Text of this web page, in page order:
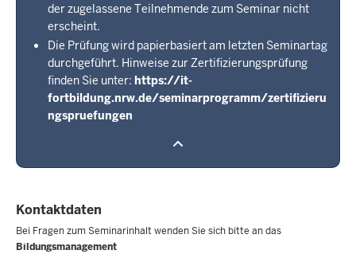
der zugelassene Teilnehmende zum Seminar nicht
erscheint.
Die Prüfung wird papierbasiert am letzten Seminartag
durchgeführt. Hinweise zur Zertifizierungsprüfung
finden Sie unter: https://it-
fortbildung.nrw.de/seminarprogramm/zertifizieru
ngspruefungen
Kontaktdaten
Bei Fragen zum Seminarinhalt wenden Sie sich bitte an das
Bildungsmanagement